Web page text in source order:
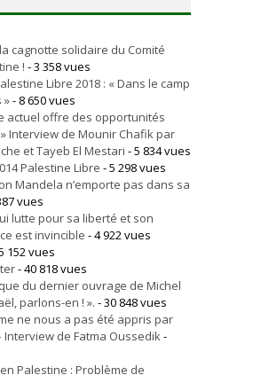
cagnotte solidaire du Comité
! - 3 358 vues
Libre 2018 : « Dans le camp
»- 8 650 vues
actuel offre des opportunités
Interview de Mounir Chafik par
et Tayeb El Mestari - 5 834 vues
Palestine Libre - 5 298 vues
Mandela n’emporte pas dans sa
vues
lutte pour sa liberté et son
est invincible - 4 922 vues
152 vues
- 40 818 vues
du dernier ouvrage de Michel
parlons-en ! ». - 30 848 vues
ne nous a pas été appris par
Interview de Fatma Oussedik-
Palestine : Problème de